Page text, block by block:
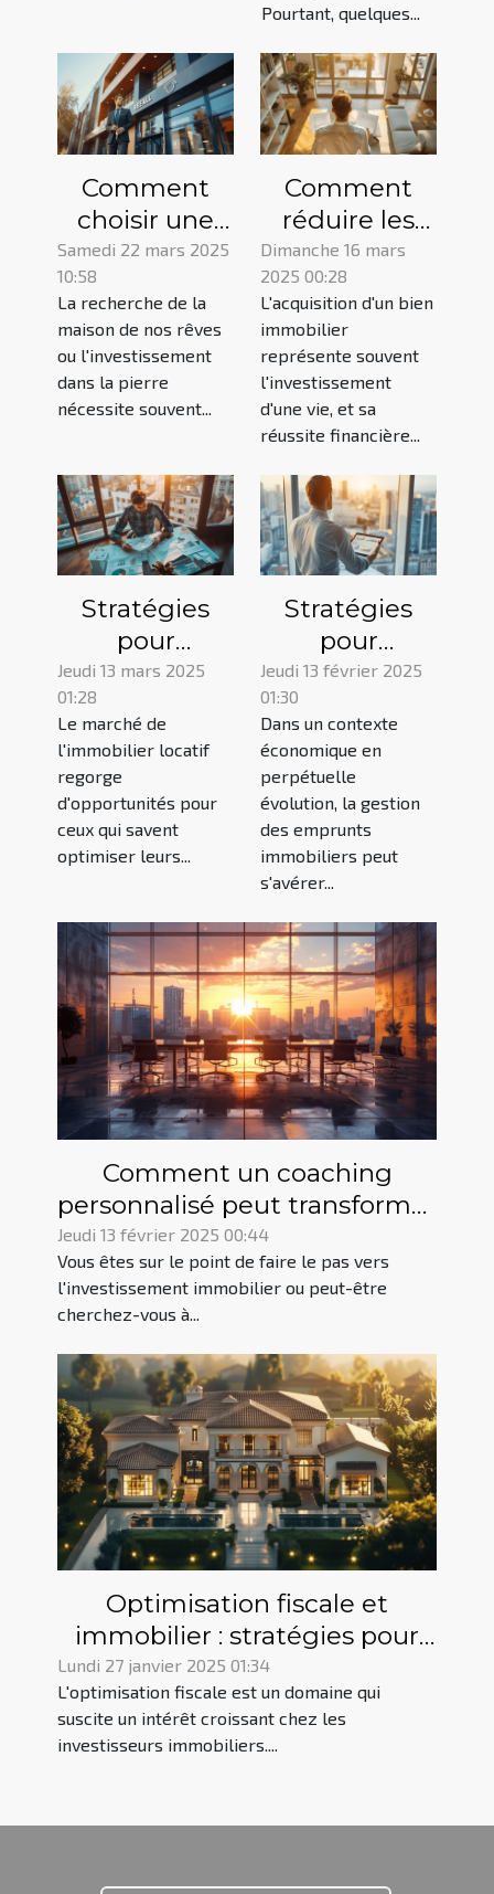
Pourtant, quelques...
Comment
choisir une
agence pour
vos projets
immobilier et
financement
Samedi 22 mars 2025
10:58
La recherche de la
maison de nos rêves
ou l'investissement
dans la pierre
nécessite souvent...
Comment
réduire les
coûts de
votre crédit
immobilier en
choisissant la
bonne
assurance ?
Dimanche 16 mars
2025 00:28
L'acquisition d'un bien
immobilier
représente souvent
l'investissement
d'une vie, et sa
réussite financière...
Stratégies
pour
maximiser la
rentabilité
des biens
immobiliers
locatifs
Jeudi 13 mars 2025
01:28
Le marché de
l'immobilier locatif
regorge
d'opportunités pour
ceux qui savent
optimiser leurs...
Stratégies
pour
optimiser les
emprunts
immobiliers
en période de
fluctuations
économiques
Jeudi 13 février 2025
01:30
Dans un contexte
économique en
perpétuelle
évolution, la gestion
des emprunts
immobiliers peut
s'avérer...
Comment un coaching
personnalisé peut transformer
votre investissement
immobilier
Jeudi 13 février 2025 00:44
Vous êtes sur le point de faire le pas vers
l'investissement immobilier ou peut-être
cherchez-vous à...
Optimisation fiscale et
immobilier : stratégies pour
réduire vos impôts
Lundi 27 janvier 2025 01:34
L'optimisation fiscale est un domaine qui
suscite un intérêt croissant chez les
investisseurs immobiliers....